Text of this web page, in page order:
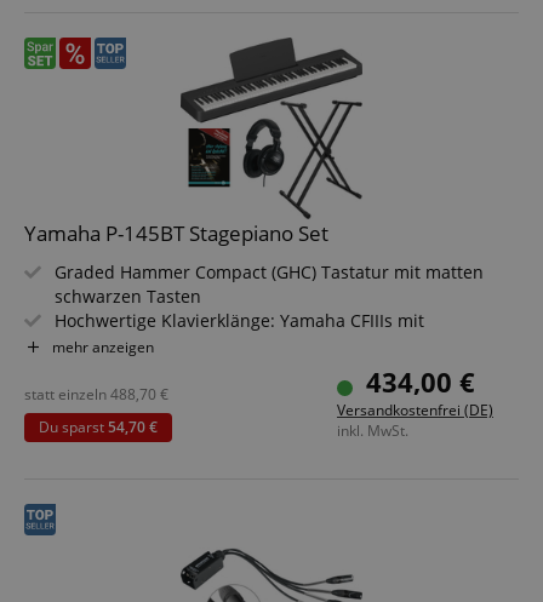
Yamaha P-145BT Stagepiano Set
Graded Hammer Compact (GHC) Tastatur mit matten
schwarzen Tasten
Hochwertige Klavierklänge: Yamaha CFIIIs mit
Dämpferresonanz
Klangfarben: 10 Klänge inkl. Dual- und Duo-Modus
64-stimmige Polyphonie
303 Lieder zum Lernen über die Smart Pianist App
verfügbar
mehr anzeigen
434,00 €
Versandkostenfrei (DE)
inkl. MwSt.
statt einzeln488,70 €
Du sparst54,70 €